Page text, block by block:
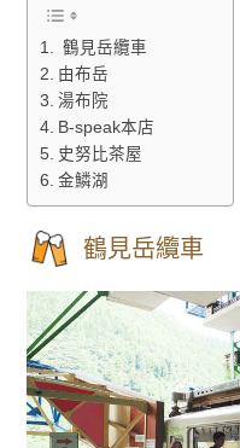
鶴見岳纜車
由布岳
湯布院
B-speak本店
史努比茶屋
金鱗湖
鶴見岳纜車